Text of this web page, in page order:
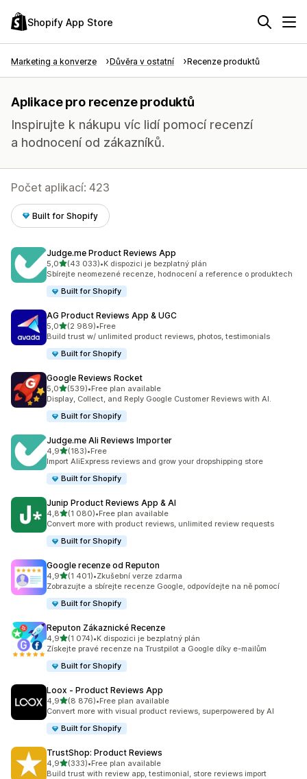
Shopify App Store
Marketing a konverze Důvěra v ostatní Recenze produktů
Aplikace pro recenze produktů
Inspirujte k nákupu víc lidí pomocí recenzí
a hodnocení od zákazníků.
Počet aplikací: 423
Built for Shopify
Judge.me Product Reviews App
5,0z 5 hvězd
(43 033)
Celkový počet recenzí: 43033
•K dispozici je bezplatný plán
Sbírejte neomezené recenze, hodnocení a reference o produktech
Built for Shopify
AG Product Reviews App & UGC
5,0z 5 hvězd
(2 989)
Celkový počet recenzí: 2989
•Free
Build trust w/ unlimited product reviews, photos, testimonials
Built for Shopify
Google Reviews Rocket
5,0z 5 hvězd
(539)
Celkový počet recenzí: 539
•Free plan available
Display, Collect, and Reply Google Customer Reviews with AI.
Built for Shopify
Judge.me Ali Reviews Importer
4,9z 5 hvězd
(183)
Celkový počet recenzí: 183
•Free
Import AliExpress reviews and grow your dropshipping store
Built for Shopify
Junip Product Reviews App & AI
4,8z 5 hvězd
(1 080)
Celkový počet recenzí: 1080
•Free plan available
Convert more with product reviews, unlimited review requests
Built for Shopify
Google recenze od Reputon
4,9z 5 hvězd
(1 401)
Celkový počet recenzí: 1401
•Zkušební verze zdarma
Zobrazujte a sbírejte recenze Google, odpovídejte na ně pomocí
Built for Shopify
Reputon Zákaznické Recenze
4,9z 5 hvězd
(1 074)
Celkový počet recenzí: 1074
•K dispozici je bezplatný plán
Získejte pravé recenze na Trustpilot a Google díky e-mailům
Built for Shopify
Loox ‑ Product Reviews App
4,9z 5 hvězd
(8 876)
Celkový počet recenzí: 8876
•Free plan available
Convert more with visual product reviews, superpowered by AI
Built for Shopify
TrustShop: Product Reviews
4,9z 5 hvězd
(333)
Celkový počet recenzí: 333
•Free plan available
Build trust with review app, testimonial, store reviews import